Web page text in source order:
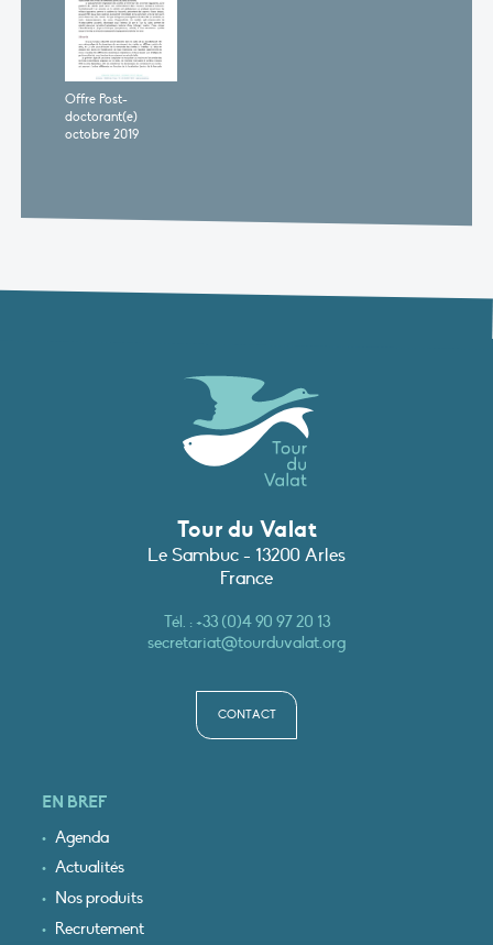
Offre Post-
doctorant(e)
octobre 2019
Tour du Valat
Le Sambuc - 13200 Arles
France
Tél. :+33 (0)4 90 97 20 13
secretariat@tourduvalat.org
CONTACT
EN BREF
Agenda
Actualités
Nos produits
Recrutement